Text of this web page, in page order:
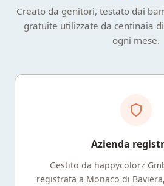
Creato da genitori, testato dai
gratuite utilizzate da centinaia
ogni mese.
Azienda
Gestito da happycolorz
registrata a Monaco di